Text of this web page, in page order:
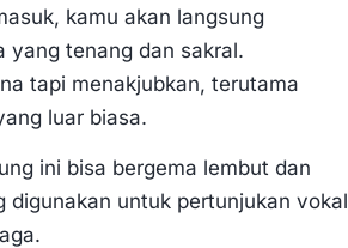
kamu akan langsung
yang tenang dan sakral.
tapi menakjubkan, terutama
luar biasa.
ini bisa bergema lembut dan
digunakan untuk pertunjukan vokal